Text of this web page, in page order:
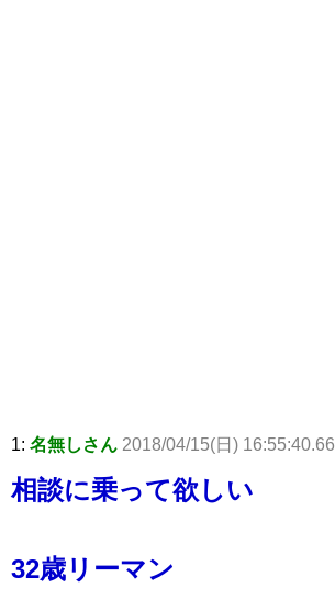
1: 名無しさん 2018/04/15(日) 16:55:40.66
相談に乗って欲しい
32歳リーマン